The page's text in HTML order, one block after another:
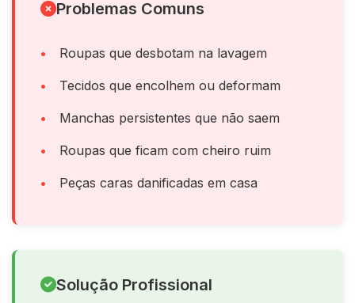
Problemas Comuns
Roupas que desbotam na lavagem
Tecidos que encolhem ou deformam
Manchas persistentes que não saem
Roupas que ficam com cheiro ruim
Peças caras danificadas em casa
Solução Profissional